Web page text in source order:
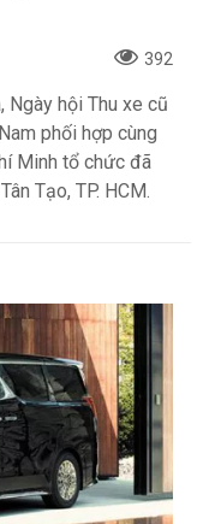
392
Ngày hội Thu xe cũ
phối hợp cùng
Minh tổ chức đã
Tạo, TP. HCM.